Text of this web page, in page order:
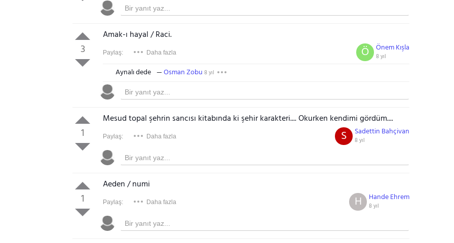
3
Amak-ı hayal / Raci.
Paylaş: Daha fazla Önem Kışla
8 yıl
Ö
Aynalı dede Osman Zobu 8 yıl
1
Mesud topal şehrin sancısı kitabında ki şehir karakteri.... Okurken kendimi gördüm....
Paylaş: Daha fazla Sadettin Bahçivan
8 yıl
S
1
Aeden / numi
Paylaş: Daha fazla Hande Ehrem
8 yıl
H